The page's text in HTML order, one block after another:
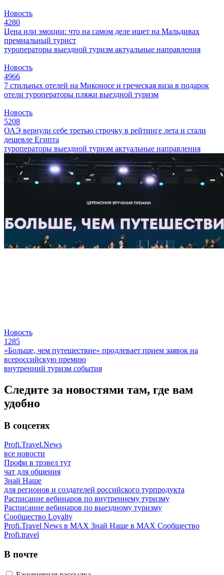
Новость
4280
Цена или эмоции: что на самом деле ищет на Мальдивах
премиальный турист
туроператоры выездной туризм актуальные направления
Новость
4966
7 стильных отелей на Миконосе и греческая виза в подарок
отели туроператоры пляжи выездной туризм
Новость
5208
ОАЭ вернули себе третью строчку в рейтинге лета и стали
дешевле Египта
туроператоры выездной туризм актуальные направления
Новость
1285
«Больше, чем путешествие» продлевает прием заявок на
всероссийскую премию
внутренний туризм события
Следите за новостями там, где вам
удобно
В соцсетях
Profi.Travel.News
все новости
Профи в трэвел тут
чат для общения
Знай Наше
для регионов и создателей российского турпродукта
Расписание вебинаров по внутреннему туризму
Расписание вебинаров по выездному туризму
Сообщество Loyalty
Profi.Travel News в MAX Знай Наше в MAX Сообщество
Profi.travel
В почте